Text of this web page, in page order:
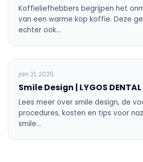
Koffieliefhebbers begrijpen het
van een warme kop koffie. Deze
echter ook…
ALGEMENE TANDHEELKUNDE
jan 21, 2025
Smile Design | LYGOS DENTAL
Lees meer over smile design, de
procedures, kosten en tips voor
smile…